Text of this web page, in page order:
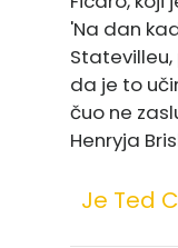
'Na dan
da je to
čuo ne
Henryja
Je Ted